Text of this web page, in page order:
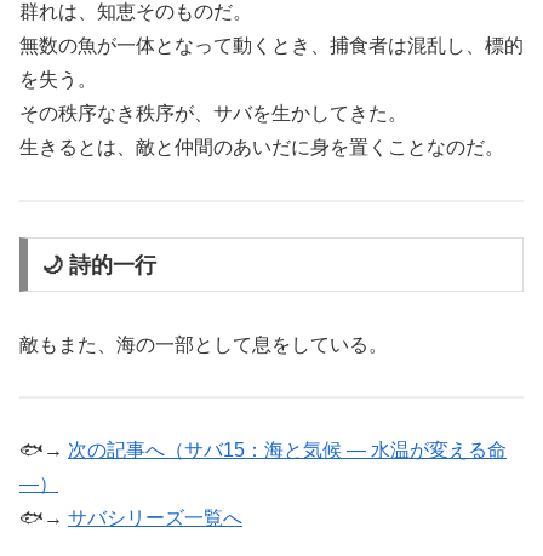
群れは、知恵そのものだ。
無数の魚が一体となって動くとき、捕食者は混乱し、標的
を失う。
その秩序なき秩序が、サバを生かしてきた。
生きるとは、敵と仲間のあいだに身を置くことなのだ。
🌙 詩的一行
敵もまた、海の一部として息をしている。
🐟→ 次の記事へ（サバ15：海と気候 ― 水温が変える命
―）
🐟→ サバシリーズ一覧へ